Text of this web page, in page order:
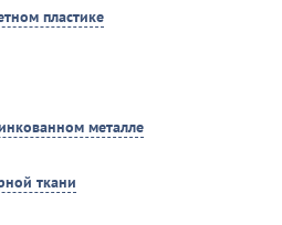
пластике
металле
ткани